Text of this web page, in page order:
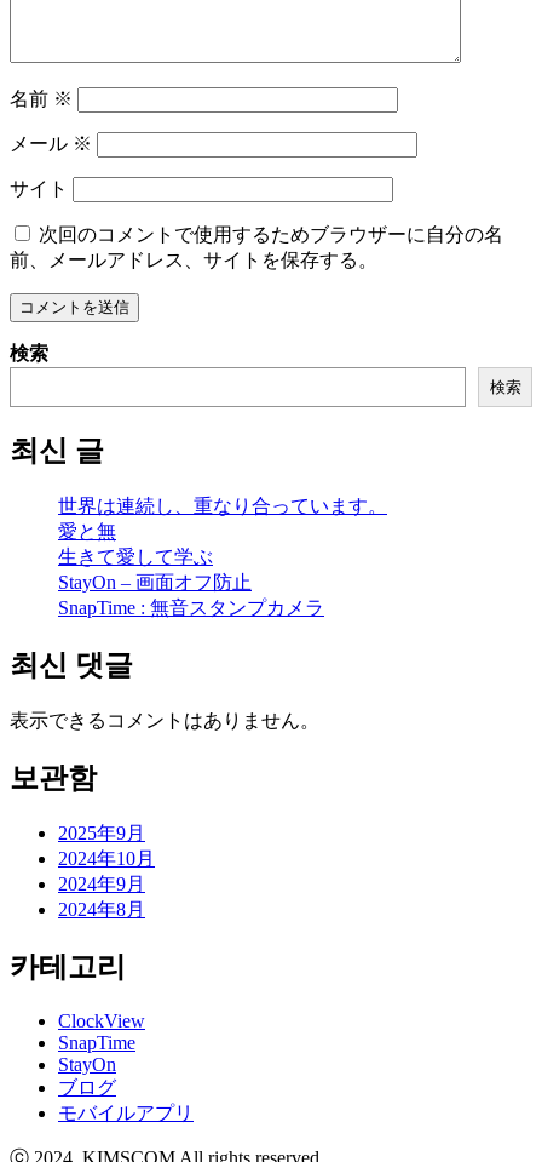
名前 ※
メール ※
サイト
次回のコメントで使用するためブラウザーに自分の名
前、メールアドレス、サイトを保存する。
検索
検索
최신 글
世界は連続し、重なり合っています。
愛と無
生きて愛して学ぶ
StayOn – 画面オフ防止
SnapTime : 無音スタンプカメラ
최신 댓글
表示できるコメントはありません。
보관함
2025年9月
2024年10月
2024年9月
2024年8月
카테고리
ClockView
SnapTime
StayOn
ブログ
モバイルアプリ
ⓒ 2024. KIMSCOM All rights reserved.